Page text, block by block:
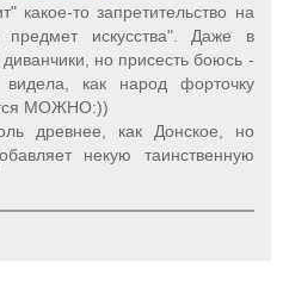
какое-то запретительство на
предмет искусства". Даже в
но присесть боюсь -
видела, как народ форточку
МОЖНО:))
древнее, как Донское, но
некую таинственную